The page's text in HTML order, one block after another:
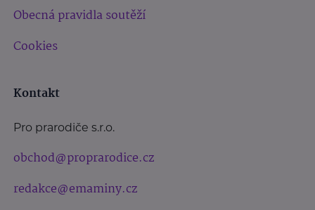
Obecná pravidla soutěží
Cookies
Kontakt
Pro prarodiče s.r.o.
obchod@proprarodice.cz
redakce@emaminy.cz